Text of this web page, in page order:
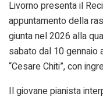
Livorno presenta il
appuntamento della
giunta nel 2026 alla
sabato dal 10 gennaio
“Cesare Chiti”, con
Il giovane pianista